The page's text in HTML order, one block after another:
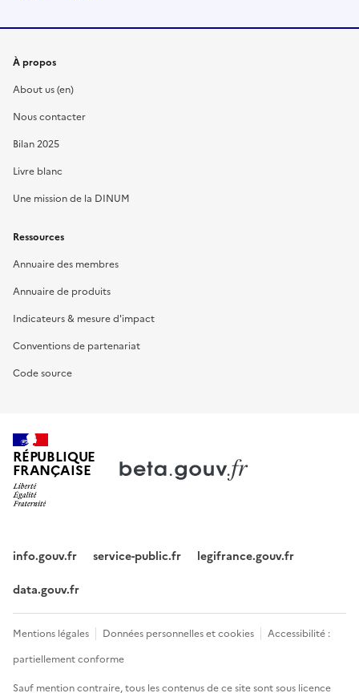
À propos
About us (en)
Nous contacter
Bilan 2025
Livre blanc
Une mission de la DINUM
Ressources
Annuaire des membres
Annuaire de produits
Indicateurs & mesure d'impact
Conventions de partenariat
Code source
RÉPUBLIQUE
FRANÇAISE
info.gouv.fr service-public.fr
legifrance.gouv.fr
data.gouv.fr
Mentions légales Données personnelles et cookies
Accessibilité :
partiellement conforme
Sauf mention contraire, tous les contenus de ce site sont sous licence